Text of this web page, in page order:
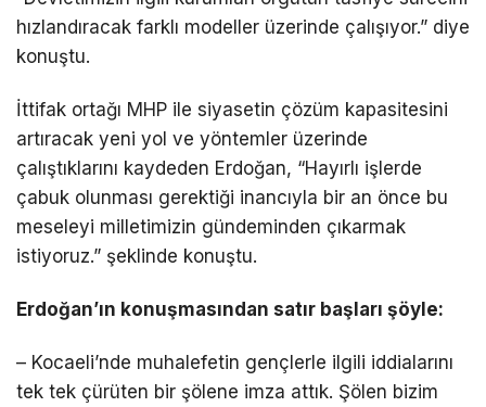
hızlandıracak farklı modeller üzerinde çalışıyor.” diye
konuştu.
İttifak ortağı MHP ile siyasetin çözüm kapasitesini
artıracak yeni yol ve yöntemler üzerinde
çalıştıklarını kaydeden Erdoğan, “Hayırlı işlerde
çabuk olunması gerektiği inancıyla bir an önce bu
meseleyi milletimizin gündeminden çıkarmak
istiyoruz.” şeklinde konuştu.
Erdoğan’ın konuşmasından satır başları şöyle:
– Kocaeli’nde muhalefetin gençlerle ilgili iddialarını
tek tek çürüten bir şölene imza attık. Şölen bizim